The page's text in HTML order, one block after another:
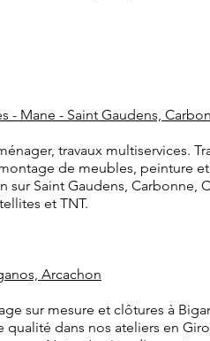
- Mane - Saint Gaudens,
travaux multiservices.
de meubles, peinture
Saint Gaudens, Carbonne,
et TNT.
Arcachon
sur mesure et clôtures à
dans nos ateliers en